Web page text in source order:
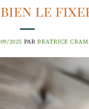
le
2025 PAR BEATRICE